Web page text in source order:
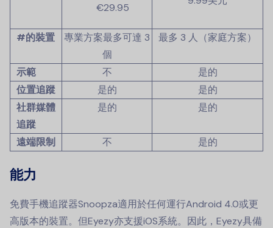
€29.95
#的裝置
專業方案最多可達 3
個
最多 3 人（家庭方案）
示範 不
是的
位置追蹤
是的
是的
社群媒體
追蹤
是的 是的
遠端限制 不 是的
能力
免費手機追蹤器Snoopza適用於任何運行Android 4.0或更
高版本的裝置。但Eyezy亦支援iOS系統。因此，Eyezy具備